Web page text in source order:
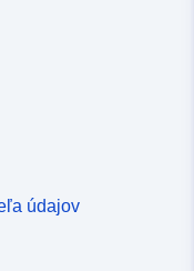
údajov